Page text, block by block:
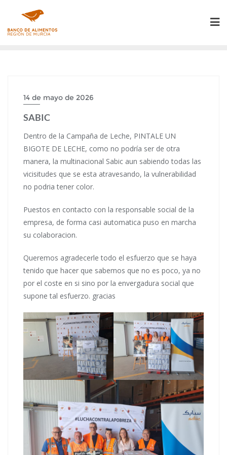
contenido
14 de mayo de 2026
SABIC
Dentro de la Campaña de Leche, PINTALE UN
BIGOTE DE LECHE, como no podría ser de otra
manera, la multinacional Sabic aun sabiendo todas las
vicisitudes que se esta atravesando, la vulnerabilidad
no podria tener color.
Puestos en contacto con la responsable social de la
empresa, de forma casi automatica puso en marcha
su colaboracion.
Queremos agradecerle todo el esfuerzo que se haya
tenido que hacer que sabemos que no es poco, ya no
por el coste en si sino por la envergadura social que
supone tal esfuerzo. gracias